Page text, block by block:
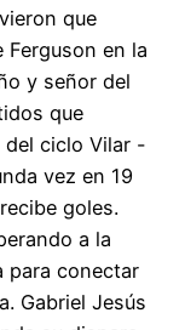
que
en la
y señor del
que
del ciclo Vilar -
vez en 19
goles.
a la
para conectar
Gabriel Jesús